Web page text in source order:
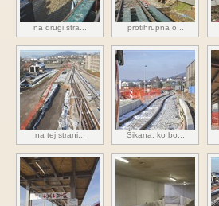
na drugi stra... protihrupna o...
na tej strani... Šikana, ko bo...